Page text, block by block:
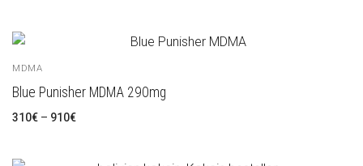
MDMA
Blue Punisher MDMA 290mg
310€ – 910€